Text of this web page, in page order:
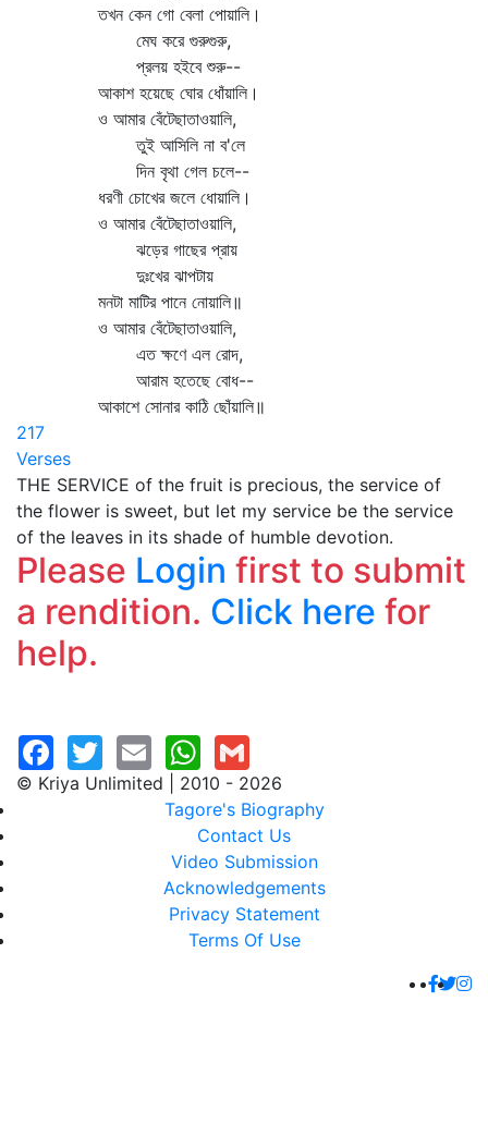
তখন কেন গো বেলা পোয়ালি।
মেঘ করে গুরুগুরু,
প্রলয় হইবে শুরু--
আকাশ হয়েছে ঘোর ধোঁয়ালি।
ও আমার বেঁটেছাতাওয়ালি,
তুই আসিলি না ব'লে
দিন বৃথা গেল চলে--
ধরণী চোখের জলে ধোয়ালি।
ও আমার বেঁটেছাতাওয়ালি,
ঝড়ের গাছের প্রায়
দুঃখের ঝাপটায়
মনটা মাটির পানে নোয়ালি॥
ও আমার বেঁটেছাতাওয়ালি,
এত ক্ষণে এল রোদ,
আরাম হতেছে বোধ--
আকাশে সোনার কাঠি ছোঁয়ালি॥
217
Verses
THE SERVICE of the fruit is precious, the service of
the flower is sweet, but let my service be the service
of the leaves in its shade of humble devotion.
Please Login first to submit
a rendition. Click here for
help.
© Kriya Unlimited | 2010 - 2026
Tagore's Biography
Contact Us
Video Submission
Acknowledgements
Privacy Statement
Terms Of Use